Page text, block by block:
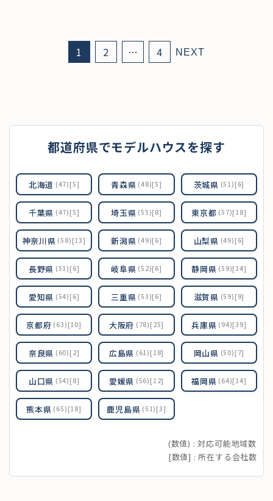
1 2 … 4 NEXT
都道府県でモデルハウスを探す
北海道 (47)[5] 青森県 (48)[5] 茨城県 (51)[6]
千葉県 (47)[5] 埼玉県 (55)[8] 東京都 (57)[18]
神奈川県 (58)[13] 新潟県 (49)[6] 山梨県 (49)[6]
長野県 (51)[6] 岐阜県 (52)[6] 静岡県 (59)[14]
愛知県 (54)[6] 三重県 (53)[6] 滋賀県 (59)[9]
京都府 (63)[10] 大阪府 (78)[25] 兵庫県 (94)[39]
奈良県 (60)[2] 広島県 (61)[18] 岡山県 (50)[7]
山口県 (54)[8] 愛媛県 (56)[12] 福岡県 (64)[14]
熊本県 (65)[18] 鹿児島県 (51)[3]
(数値) : 対応可能地域数
[数値] : 所在する会社数